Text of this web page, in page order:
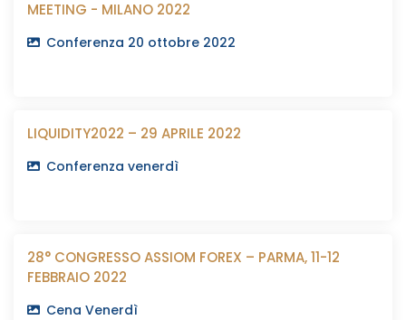
MEETING - MILANO 2022
Conferenza 20 ottobre 2022
LIQUIDITY2022 – 29 APRILE 2022
Conferenza venerdì
28° CONGRESSO ASSIOM FOREX – PARMA, 11-12
FEBBRAIO 2022
Cena Venerdì